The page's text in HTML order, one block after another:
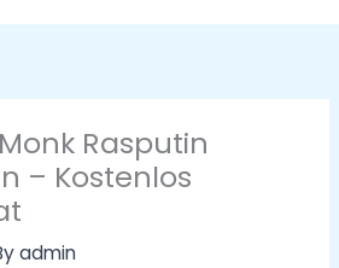
Rasputin
– Kostenlos
admin